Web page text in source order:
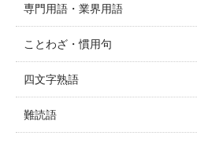
専門用語・業界用語
ことわざ・慣用句
四文字熟語
難読語